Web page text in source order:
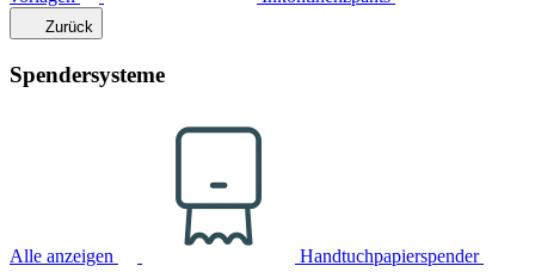
Zurück
Spendersysteme
Alle anzeigen Handtuchpapierspender